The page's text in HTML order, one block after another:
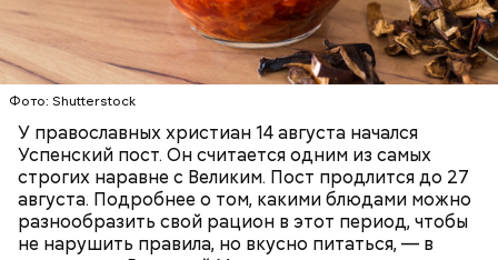
Фото: Shutterstock
У православных христиан 14 августа начался
Успенский пост. Он считается одним из самых
строгих наравне с Великим. Пост продлится до 27
августа. Подробнее о том, какими блюдами можно
разнообразить свой рацион в этот период, чтобы
не нарушить правила, но вкусно питаться, — в
Читайте также:Синоптик предупредил о переносе
купального сезона в Москве и Подмосковье